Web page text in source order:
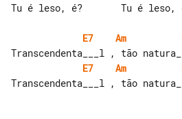
Tu é leso, é?       Tu é leso,
E7 Am
E7
Am